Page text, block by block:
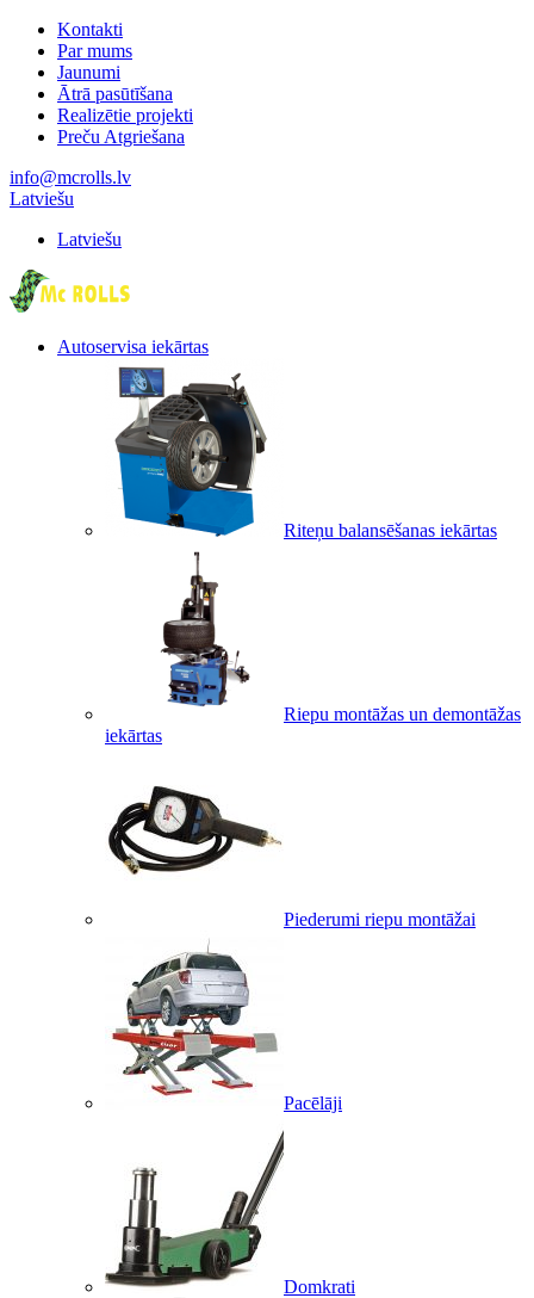
Kontakti
Par mums
Jaunumi
Ātrā pasūtīšana
Realizētie projekti
Preču Atgriešana
info@mcrolls.lv
Latviešu
Latviešu
Autoservisa iekārtas
Riteņu balansēšanas iekārtas
Riepu montāžas un demontāžas
iekārtas
Piederumi riepu montāžai
Pacēlāji
Domkrati